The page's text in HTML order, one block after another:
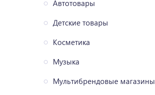
Автотовары
Детские товары
Косметика
Музыка
Мультибрендовые магазины